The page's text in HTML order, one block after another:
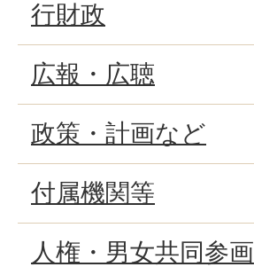
行財政
広報・広聴
政策・計画など
付属機関等
人権・男女共同参画